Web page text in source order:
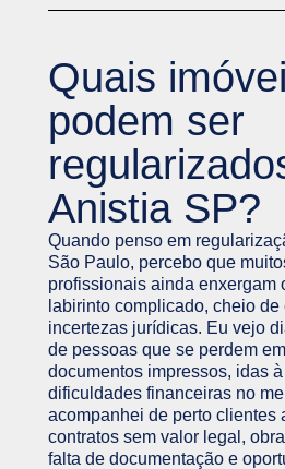
Quais
podem ser
Anistia SP?
Quando penso em
São Paulo, percebo que
profissionais ainda enxergam
labirinto complicado, cheio
incertezas jurídicas. Eu vejo
de pessoas que se perdem
documentos impressos, idas
dificuldades financeiras no
acompanhei de perto clientes
contratos sem valor legal,
falta de documentação e